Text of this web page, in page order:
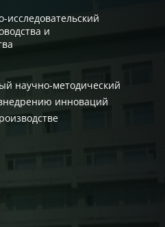
исследовательский
и
научно-методический
инноваций